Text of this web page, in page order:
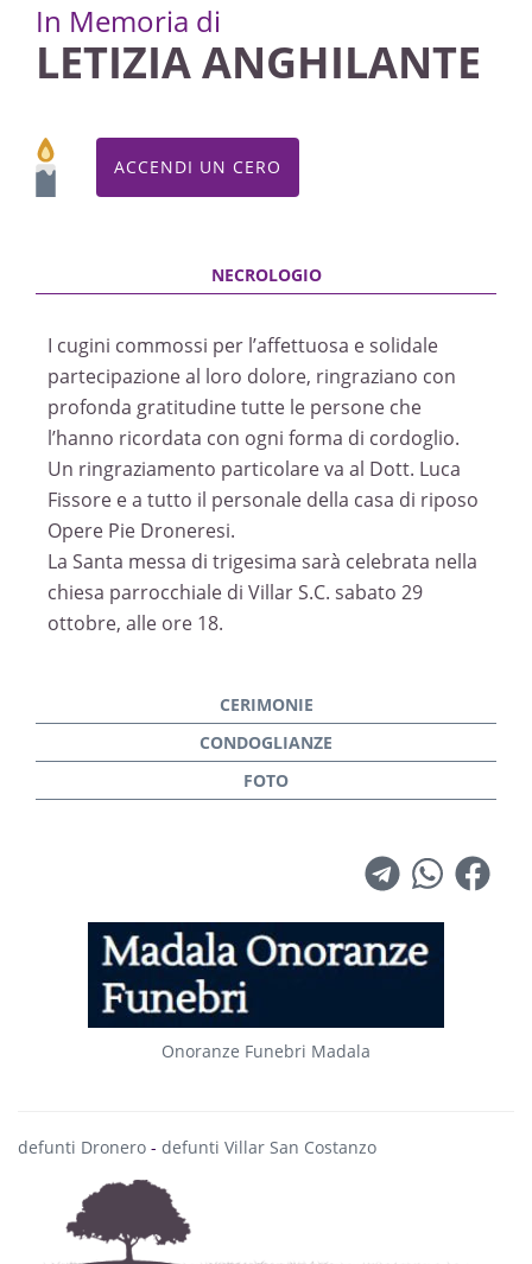
In Memoria di
LETIZIA ANGHILANTE
ACCENDI UN CERO
I cugini commossi per l’affettuosa e solidale
partecipazione al loro dolore, ringraziano con
profonda gratitudine tutte le persone che
l’hanno ricordata con ogni forma di cordoglio.
Un ringraziamento particolare va al Dott. Luca
Fissore e a tutto il personale della casa di riposo
Opere Pie Droneresi.
La Santa messa di trigesima sarà celebrata nella
chiesa parrocchiale di Villar S.C. sabato 29
ottobre, alle ore 18.
Onoranze Funebri Madala
defunti Dronero - defunti Villar San Costanzo